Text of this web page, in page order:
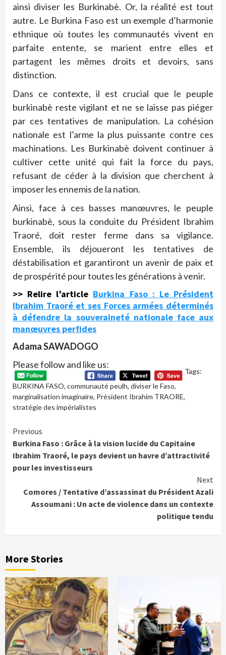
ainsi diviser les Burkinabè. Or, la réalité est tout
autre. Le Burkina Faso est un exemple d’harmonie
ethnique où toutes les communautés vivent en
parfaite entente, se marient entre elles et
partagent les mêmes droits et devoirs, sans
distinction.
Dans ce contexte, il est crucial que le peuple
burkinabè reste vigilant et ne se laisse pas piéger
par ces tentatives de manipulation. La cohésion
nationale est l’arme la plus puissante contre ces
machinations. Les Burkinabè doivent continuer à
cultiver cette unité qui fait la force du pays,
refusant de céder à la division que cherchent à
imposer les ennemis de la nation.
Ainsi, face à ces basses manœuvres, le peuple
burkinabè, sous la conduite du Président Ibrahim
Traoré, doit rester ferme dans sa vigilance.
Ensemble, ils déjoueront les tentatives de
déstabilisation et garantiront un avenir de paix et
de prospérité pour toutes les générations à venir.
>> Relire l’article Burkina Faso : Le Président
Ibrahim Traoré et ses Forces armées déterminés
à défendre la souveraineté nationale face aux
manœuvres perfides
Adama SAWADOGO
Please follow and like us:
Tags:
BURKINA FASO, communauté peulh, diviser le Faso,
marginalisation imaginaire, Président Ibrahim TRAORE,
stratégie des impérialistes
Continue
Reading
Previous
Burkina Faso : Grâce à la vision lucide du Capitaine
Ibrahim Traoré, le pays devient un havre d’attractivité
pour les investisseurs
Next
Comores / Tentative d’assassinat du Président Azali
Assoumani : Un acte de violence dans un contexte
politique tendu
More Stories